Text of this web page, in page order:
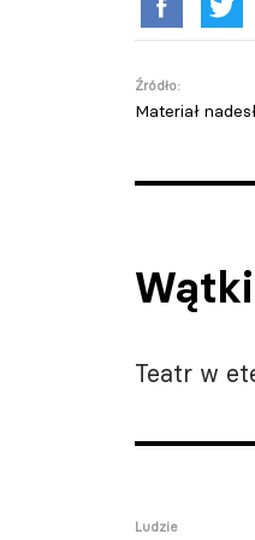
Źródło:
Materiał
Teatr w
Ludzie